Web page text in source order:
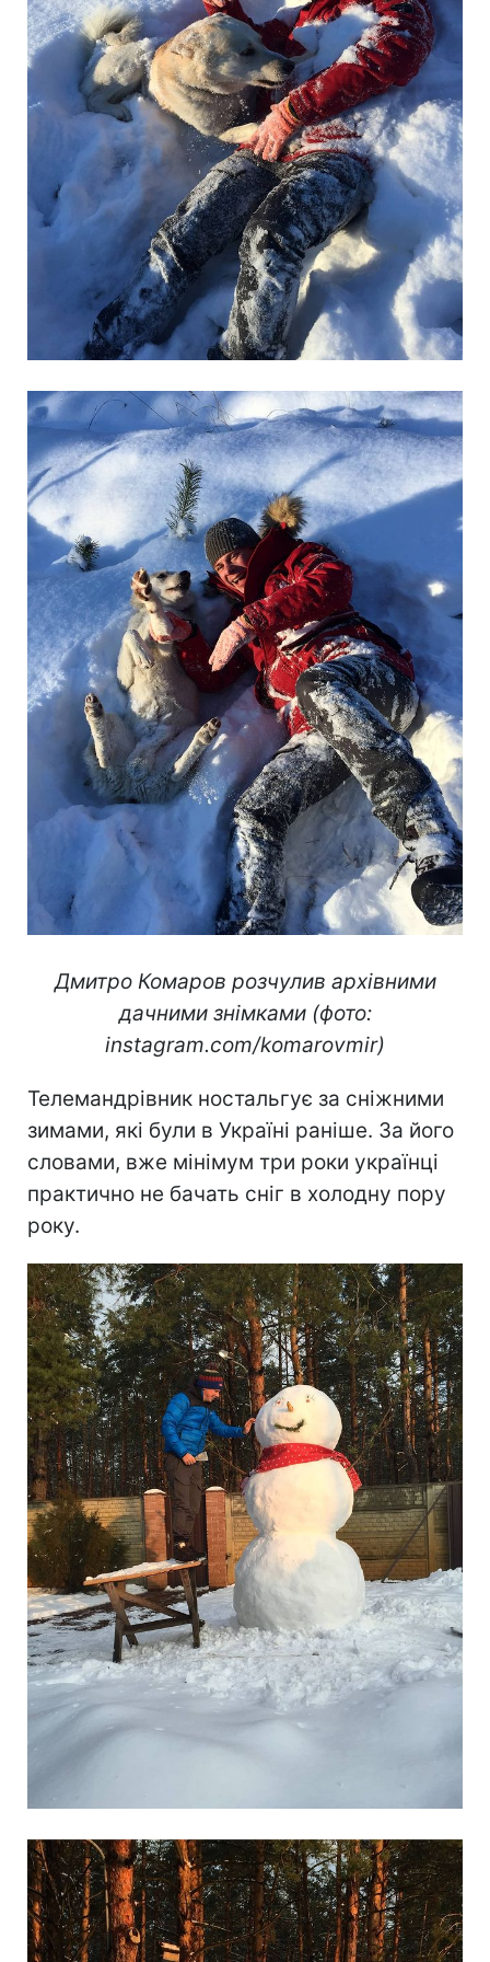
Дмитро Комаров розчулив архівними
дачними знімками (фото:
instagram.com/komarovmir)
Телемандрівник ностальгує за сніжними
зимами, які були в Україні раніше. За його
словами, вже мінімум три роки українці
практично не бачать сніг в холодну пору
року.